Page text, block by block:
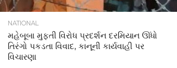
NATIONAL
મહેબૂબા મુફ્તી વિરોધ પ્રદર્શન દરમિયાન ઊંધો
તિરંગો પકડતા વિવાદ, કાનૂની કાર્યવાહી પર
વિચારણા